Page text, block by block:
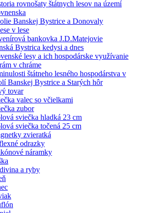
rovnošaty štátnych lesov na území
Banskej Bystrice a Donovaly
v lese
bankovka J.D.Matejovie
Bystrica kedysi a dnes
lesy a ich hospodárske využívanie
v chráme
štátneho lesného hospodárstva v
Banskej Bystrice a Starých hôr
tovar
valec so včielkami
zubor
sviečka hladká 23 cm
sviečka točená 25 cm
zvieratká
odrazky
náramky
a ryby